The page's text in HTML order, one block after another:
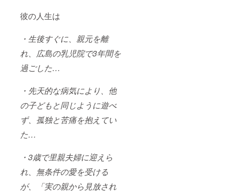
彼の人生は
・生後すぐに、親元を離
れ、広島の乳児院で3年間を
過ごした…
・先天的な病気により、他
の子どもと同じように遊べ
ず、孤独と苦痛を抱えてい
た…
・3歳で里親夫婦に迎えら
れ、無条件の愛を受ける
が、「実の親から見放され